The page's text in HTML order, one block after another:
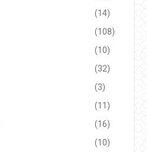
(14)
(108)
(10)
(32)
(3)
(11)
(16)
(10)